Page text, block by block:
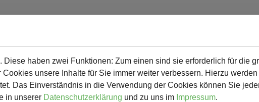
haben zwei Funktionen: Zum einen sind sie erforderlich für die
unsere Inhalte für Sie immer weiter verbessern. Hierzu
Das Einverständnis in die Verwendung der Cookies können Sie
in unserer Datenschutzerklärung und zu uns im Impressum.